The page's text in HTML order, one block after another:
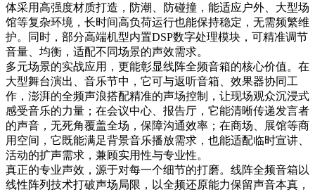
体采用高强度材质打造，防潮、防碰撞，能适应户外、大型场
馆等复杂环境，长时间高负荷运行也能保持稳定，无需频繁维
护。同时，部分高端机型内置DSP数字处理模块，可精准调节
音量、均衡，适配不同场景的声效需求。
多元场景的实战应用，更能彰显线阵全频音箱的核心价值。在
大型舞台演出、音乐节中，它可与返听音箱、效果器协同工
作，澎湃的全频声浪搭配精准的声场控制，让现场观众沉浸式
感受音乐的力量；在会议中心、报告厅，它能清晰传递发言者
的声音，无死角覆盖全场，保障沟通效率；在商场、展馆等商
用空间，它既能满足背景音乐播放需求，也能适配临时宣讲、
活动的扩声需求，兼顾实用性与专业性。
真正的专业声效，源于对每一个细节的打磨。线阵全频音箱以
线性阵列技术打破声场局限，以全频还原能力保留声音本真，